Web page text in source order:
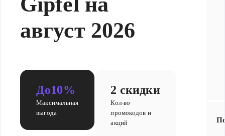
август 2026
До10%
Максимальная
выгода
2 скидки
Кол-во
промокодов и
акций